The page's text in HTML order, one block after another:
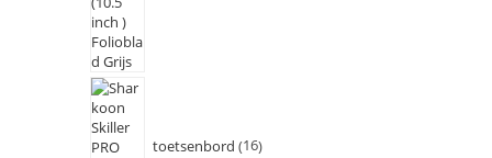
toetsenbord 16